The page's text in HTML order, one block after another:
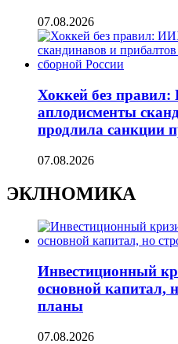
07.08.2026
Хоккей без
аплодисменты
продлила санкции
07.08.2026
ЭКЛНОМИКА
Инвестиционный
основной капитал,
планы
07.08.2026